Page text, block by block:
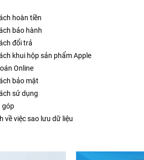
hoàn tiền
bảo hành
đổi trả
khui hộp sản phẩm Apple
Online
bảo mật
sử dụng
góp
về việc sao lưu dữ liệu